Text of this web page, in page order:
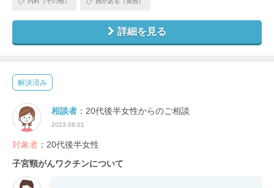
詳細を見る
解決済み
相談者 ：20代後半女性からのご相談
2023.08.01
対象者 ：20代後半女性
子宮頸がんワクチンについて